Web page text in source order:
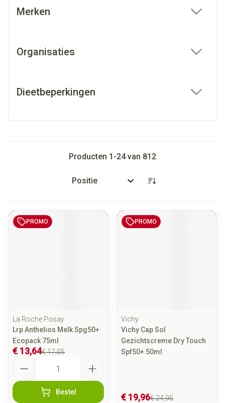
Merken
Organisaties
Dieetbeperkingen
Producten 1 -24van 812
Sorteer op:
PROMO
La Roche Posay
Lrp Anthelios Melk Spg50+
Ecopack 75ml
€ 17,05
€ 13,64
Bestel
PROMO
Vichy
Vichy Cap Sol
Gezichtscreme Dry Touch
Spf50+ 50ml
€ 24,95
€ 19,96